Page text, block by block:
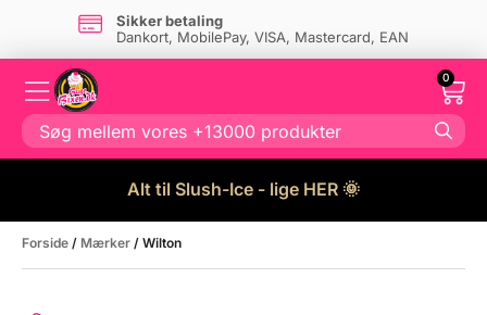
Dankort, MobilePay, VISA,
0
Alt til Slush-Ice - lige HER 🌞
Forside / Mærker / Wilton